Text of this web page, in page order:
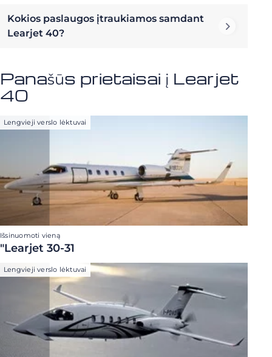
Kokios paslaugos įtraukiamos samdant
Learjet 40?
Panašūs prietaisai į Learjet
40
Lengvieji verslo lėktuvai
Išsinuomoti vieną
"Learjet 30-31
Lengvieji verslo lėktuvai